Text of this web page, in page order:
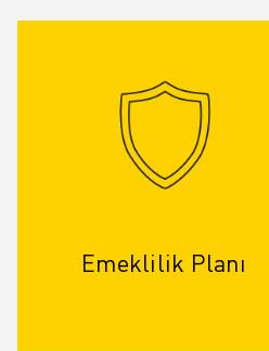
Emeklilik Planı